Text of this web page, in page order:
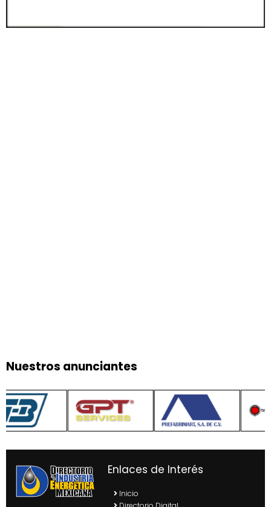
Nuestros anunciantes
Enlaces de Interés
Inicio